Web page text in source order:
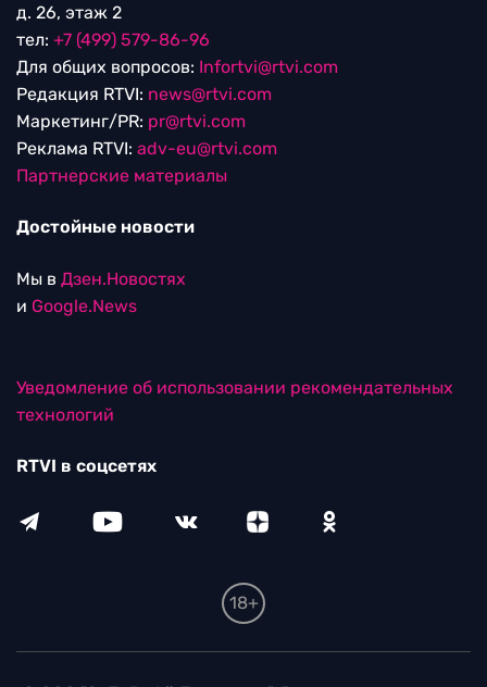
д. 26, этаж 2
тел: +7 (499) 579-86-96
Для общих вопросов: Infortvi@rtvi.com
Редакция RTVI: news@rtvi.com
Маркетинг/PR: pr@rtvi.com
Реклама RTVI: adv-eu@rtvi.com
Партнерские материалы
Достойные новости
Мы в Дзен.Новостях
и Google.News
Уведомление об использовании рекомендательных
технологий
RTVI в соцсетях
18+